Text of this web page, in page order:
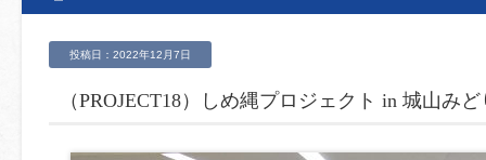
投稿日：2022年12月7日
（PROJECT18）しめ縄プロジェクト in 城山み